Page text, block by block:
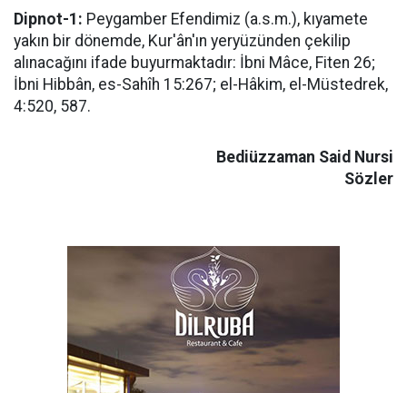
Dipnot-1: Peygamber Efendimiz (a.s.m.), kıyamete
yakın bir dönemde, Kur'ân'ın yeryüzünden çekilip
alınacağını ifade buyurmaktadır: İbni Mâce, Fiten 26;
İbni Hibbân, es-Sahîh 15:267; el-Hâkim, el-Müstedrek,
4:520, 587.
Bediüzzaman Said Nursi
Sözler